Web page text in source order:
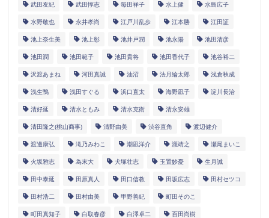
武田友紀 武田惇志 毎田祥子 水上健 水島広子
水野敬也 永井孝尚 江戸川乱歩 江本勝 江田証
池上奈生美 池上彰 池井戸潤 池永陽 池田清彦
池田潤 池田範子 池田貴将 池田香代子 池谷裕二
沢渡あまね 河田真誠 油沼 法月綸太郎 浅倉秋成
浅生鴨 浅田すぐる 浜口直太 海野凪子 淀川長治
清好延 清水ともみ 清水克衛 清永安雄
清田隆之(桃山商事) 清野由美 渋谷直角 渡辺健介
渡邊康弘 滝乃みわこ 潮凪洋介 瀧靖之 瀬尾まいこ
火坂雅志 為末大 犬塚壮志 玉置妙憂 生月誠
田中泰延 田原真人 田口信教 田坂広志 田村セツコ
田村浩二 田村由美 甲野善紀 町田そのこ
町田真知子 白取春彦 白澤卓二 百田尚樹